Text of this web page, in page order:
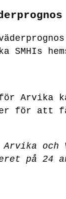
SMHIs
för att
och
på 24